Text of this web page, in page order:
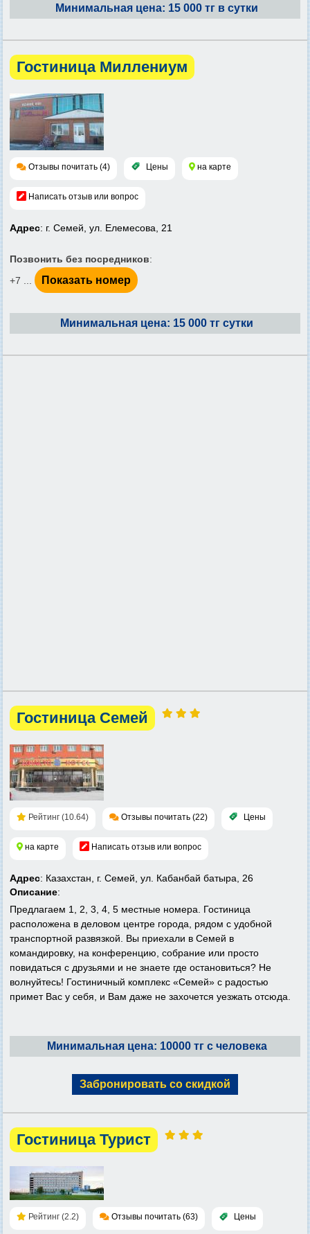
Минимальная цена: 15 000 тг в сутки
Гостиница Миллениум
Отзывы почитать (4) Цены на карте
Написать отзыв или вопрос
Адрес: г. Семей, ул. Елемесова, 21
Позвонить без посредников:
+7 ...
Показать номер
Минимальная цена: 15 000 тг сутки
Гостиница Семей
Рейтинг (10.64) Отзывы почитать (22) Цены
на карте Написать отзыв или вопрос
Адрес: Казахстан, г. Семей, ул. Кабанбай батыра, 26
Описание:
Предлагаем 1, 2, 3, 4, 5 местные номера. Гостиница
расположена в деловом центре города, рядом с удобной
транспортной развязкой. Вы приехали в Семей в
командировку, на конференцию, собрание или просто
повидаться с друзьями и не знаете где остановиться? Не
волнуйтесь! Гостиничный комплекс «Семей» с радостью
примет Вас у себя, и Вам даже не захочется уезжать отсюда.
Минимальная цена: 10000 тг с человека
Забронировать со скидкой
Гостиница Турист
Рейтинг (2.2) Отзывы почитать (63) Цены